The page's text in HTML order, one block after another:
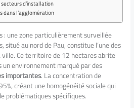
d’installation
dans l’agglomération
: une zone particulièrement surveillée
situé au nord de Pau, constitue l’une des
ville. Ce territoire de 12 hectares abrite
environnement marqué par des
importantes. La concentration de
créant une homogénéité sociale qui
problématiques spécifiques.